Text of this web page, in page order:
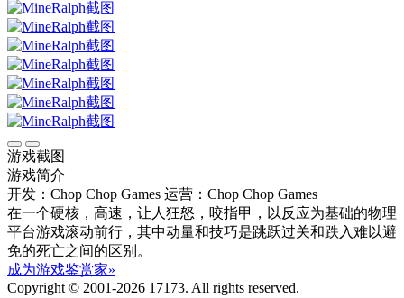
游戏截图
游戏简介
开发：Chop Chop Games 运营：Chop Chop Games
在一个硬核，高速，让人狂怒，咬指甲，以反应为基础的物理
平台游戏滚动前行，其中动量和技巧是跳跃过关和跌入难以避
免的死亡之间的区别。
成为游戏鉴赏家»
Copyright © 2001-2026 17173. All rights reserved.